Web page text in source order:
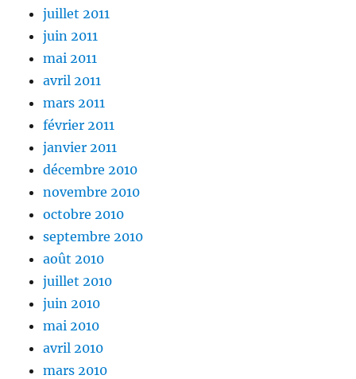
juillet 2011
juin 2011
mai 2011
avril 2011
mars 2011
février 2011
janvier 2011
décembre 2010
novembre 2010
octobre 2010
septembre 2010
août 2010
juillet 2010
juin 2010
mai 2010
avril 2010
mars 2010